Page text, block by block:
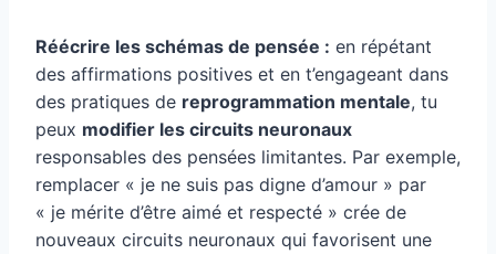
Réécrire les schémas de pensée : en répétant
des affirmations positives et en t’engageant dans
des pratiques de reprogrammation mentale, tu
peux modifier les circuits neuronaux
responsables des pensées limitantes. Par exemple,
remplacer « je ne suis pas digne d’amour » par
« je mérite d’être aimé et respecté » crée de
nouveaux circuits neuronaux qui favorisent une